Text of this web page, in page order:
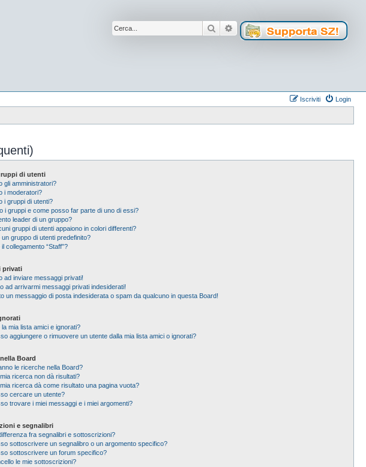
Cerca Ricerca avanzata
Login
Iscriviti
di utenti
gli amministratori?
i moderatori?
i gruppi di utenti?
i gruppi e come posso far parte di uno di essi?
leader di un gruppo?
gruppi di utenti appaiono in colori differenti?
un gruppo di utenti predefinito?
il collegamento “Staff”?
privati
ad inviare messaggi privati!
ad arrivarmi messaggi privati indesiderati!
un messaggio di posta indesiderata o spam da qualcuno in questa Board!
la mia lista amici e ignorati?
aggiungere o rimuovere un utente dalla mia lista amici o ignorati?
Board
le ricerche nella Board?
ricerca non dà risultati?
ricerca dà come risultato una pagina vuota?
cercare un utente?
trovare i miei messaggi e i miei argomenti?
e segnalibri
fra segnalibri e sottoscrizioni?
sottoscrivere un segnalibro o un argomento specifico?
sottoscrivere un forum specifico?
le mie sottoscrizioni?